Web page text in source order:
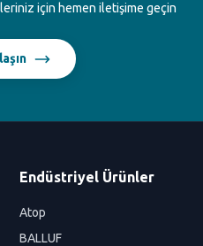
için hemen iletişime geçin
Endüstriyel Ürünler
Atop
BALLUF